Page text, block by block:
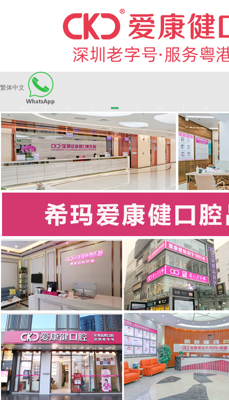
繁体中文
长者医疗券